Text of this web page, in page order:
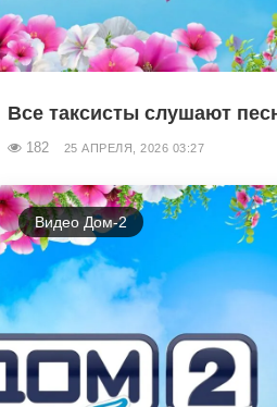
Все таксисты слушают
182 25 АПРЕЛЯ, 2026 03:27
Видео Дом-2